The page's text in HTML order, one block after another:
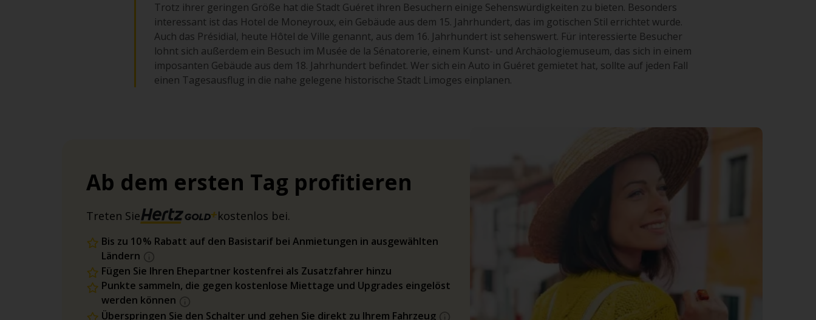
Trotz ihrer geringen Größe hat die Stadt Guéret ihren Besuchern einige Sehenswürdigkeiten zu bieten. Besonders
interessant ist das Hotel de Moneyroux, ein Gebäude aus dem 15. Jahrhundert, das im gotischen Stil errichtet wurde.
Auch das Présidial, heute Hôtel de Ville genannt, aus dem 16. Jahrhundert ist sehenswert. Für interessierte Besucher
lohnt sich außerdem ein Besuch im Musée de la Sénatorerie, einem Kunst- und Archäologiemuseum, das sich in einem
imposanten Gebäude aus dem 18. Jahrhundert befindet. Wer sich ein Auto in Guéret gemietet hat, sollte auf jeden Fall
einen Tagesausflug in die nahe gelegene historische Stadt Limoges einplanen.
Ab dem ersten Tag profitieren
Treten Sie kostenlos bei.
Bis zu 10 % Rabatt auf den Basistarif bei Anmietungen in ausgewählten
Ländern
Fügen Sie Ihren Ehepartner kostenfrei als Zusatzfahrer hinzu
Punkte sammeln, die gegen kostenlose Miettage und Upgrades eingelöst
werden können
Überspringen Sie den Schalter und gehen Sie direkt zu Ihrem Fahrzeug